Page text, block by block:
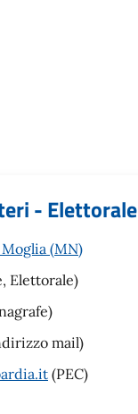
- Elettorale
(MN)
Elettorale)
mail)
(PEC)